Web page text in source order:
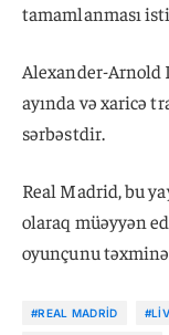
tamamlanması
Alexander-Arnold
ayında və xaricə
sərbəstdir.
Real Madrid, bu
olaraq müəyyən
oyunçunu
#REAL MADRID